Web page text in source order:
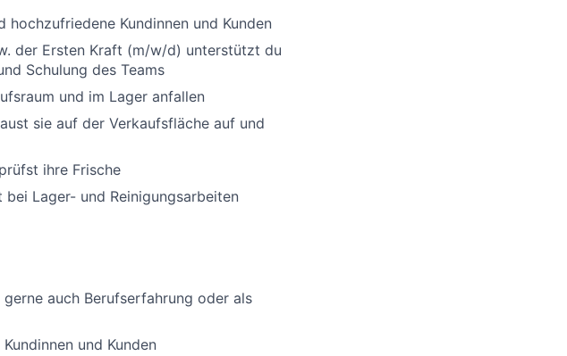
Kundinnen und Kunden
der Ersten Kraft (m/w/d) unterstützt du
Schulung des Teams
und im Lager anfallen
sie auf der Verkaufsfläche auf und
ihre Frische
Lager- und Reinigungsarbeiten
auch Berufserfahrung oder als
und Kunden